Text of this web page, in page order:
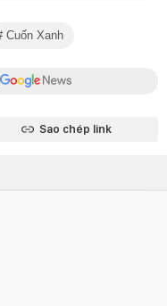
Cuốn Xanh
Sao chép link